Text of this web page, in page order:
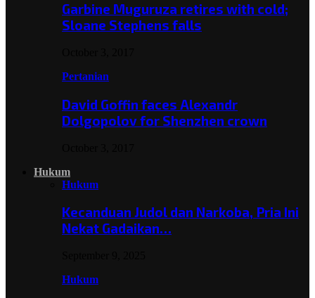
Garbine Muguruza retires with cold;
Sloane Stephens falls
Pertanian
David Goffin faces Alexandr
Dolgopolov for Shenzhen crown
Hukum
Hukum
Kecanduan Judol dan Narkoba, Pria Ini
Nekat Gadaikan…
Hukum